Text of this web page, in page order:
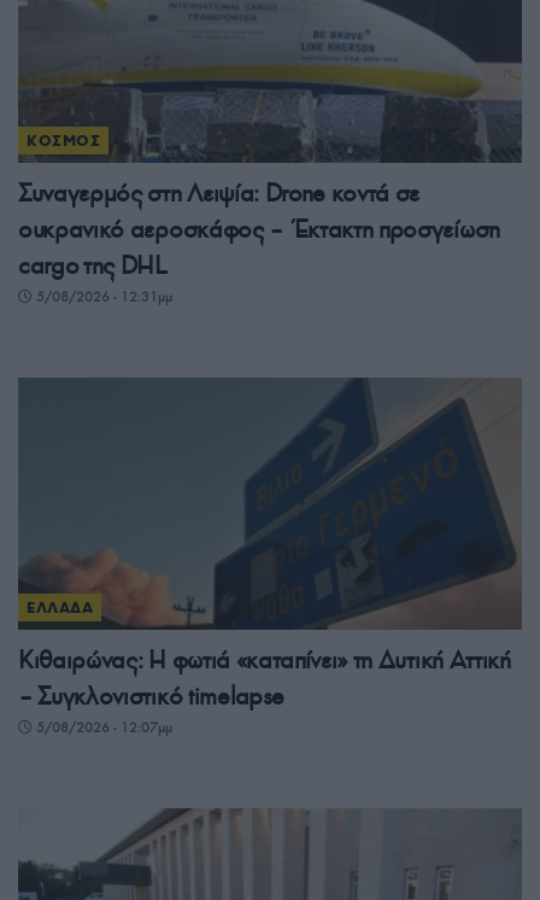
ΚΟΣΜΟΣ
Συναγερμός στη Λειψία: Drone κοντά σε
ουκρανικό αεροσκάφος – Έκτακτη προσγείωση
cargo της DHL
5/08/2026 - 12:31μμ
ΕΛΛΑΔΑ
Κιθαιρώνας: Η φωτιά «καταπίνει» τη Δυτική Αττική
– Συγκλονιστικό timelapse
5/08/2026 - 12:07μμ